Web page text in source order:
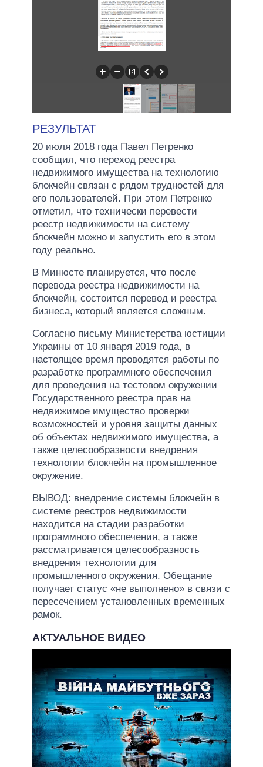
РЕЗУЛЬТАТ
20 июля 2018 года Павел Петренко
сообщил, что переход реестра
недвижимого имущества на технологию
блокчейн связан с рядом трудностей для
его пользователей. При этом Петренко
отметил, что технически перевести
реестр недвижимости на систему
блокчейн можно и запустить его в этом
году реально.
В Минюсте планируется, что после
перевода реестра недвижимости на
блокчейн, состоится перевод и реестра
бизнеса, который является сложным.
Согласно письму Министерства юстиции
Украины от 10 января 2019 года, в
настоящее время проводятся работы по
разработке программного обеспечения
для проведения на тестовом окружении
Государственного реестра прав на
недвижимое имущество проверки
возможностей и уровня защиты данных
об объектах недвижимого имущества, а
также целесообразности внедрения
технологии блокчейн на промышленное
окружение.
ВЫВОД: внедрение системы блокчейн в
системе реестров недвижимости
находится на стадии разработки
программного обеспечения, а также
рассматривается целесообразность
внедрения технологии для
промышленного окружения. Обещание
получает статус «не выполнено» в связи с
пересечением установленных временных
рамок.
АКТУАЛЬНОЕ ВИДЕО